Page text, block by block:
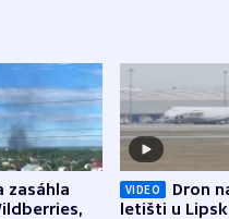
zasáhla
VIDEO
Dron
letišti u